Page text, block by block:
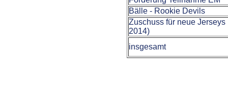
Bälle - Rookie Devils
Zuschuss für neue
2014)
insgesamt